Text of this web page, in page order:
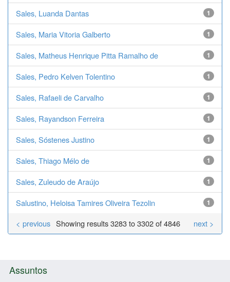
Sales, Luanda Dantas 1
Sales, Maria Vitoria Galberto 1
Sales, Matheus Henrique Pitta Ramalho de 1
Sales, Pedro Kelven Tolentino 1
Sales, Rafaeli de Carvalho 1
Sales, Rayandson Ferreira 1
Sales, Sóstenes Justino 1
Sales, Thiago Mélo de 1
Sales, Zuleudo de Araújo 1
Salustino, Heloisa Tamires Oliveira Tezolin 1
Showing results 3283 to 3302 of 4846
< previous next >
Assuntos